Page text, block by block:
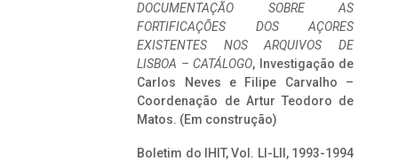
DOCUMENTAÇÃO SOBRE AS
FORTIFICAÇÕES DOS AÇORES
EXISTENTES NOS ARQUIVOS DE
LISBOA – CATÁLOGO, Investigação de
Carlos Neves e Filipe Carvalho –
Coordenação de Artur Teodoro de
Matos. (Em construção)
Boletim do IHIT, Vol. LI-LII, 1993-1994